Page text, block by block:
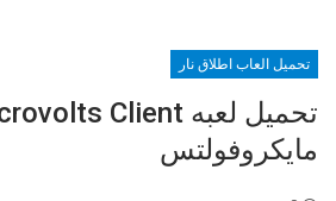
تحميل العاب اطلاق نار
مايكروفولتس